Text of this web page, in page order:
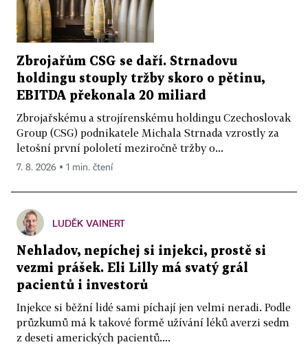
Zbrojařům CSG se daří. Strnadovu
holdingu stouply tržby skoro o pětinu,
EBITDA překonala 20 miliard
Zbrojařskému a strojírenskému holdingu Czechoslovak
Group (CSG) podnikatele Michala Strnada vzrostly za
letošní první pololetí meziročně tržby o...
7. 8. 2026 ▪ 1 min. čtení
LUDĚK VAINERT
Nehladov, nepíchej si injekci, prostě si
vezmi prášek. Eli Lilly má svatý grál
pacientů i investorů
Injekce si běžní lidé sami píchají jen velmi neradi. Podle
průzkumů má k takové formě užívání léků averzi sedm
z deseti amerických pacientů....